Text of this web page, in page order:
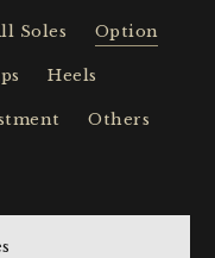
Soles Option
Heels
Others